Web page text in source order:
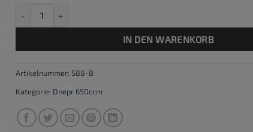
IN DEN WARENKORB
Artikelnummer: S88-B
Kategorie: Dnepr 650ccm